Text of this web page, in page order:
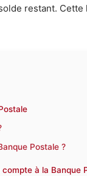
restant.
Postale ?
à la Banque